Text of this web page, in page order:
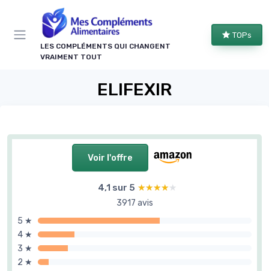
LES COMPLÉMENTS QUI CHANGENT
VRAIMENT TOUT
TOPs
ELIFEXIR
Voir l'offre
4,1 sur 5 ★★★★★
★★★★★
3917 avis
5 ★
4 ★
3 ★
2 ★
Panneau de gestion des cookies